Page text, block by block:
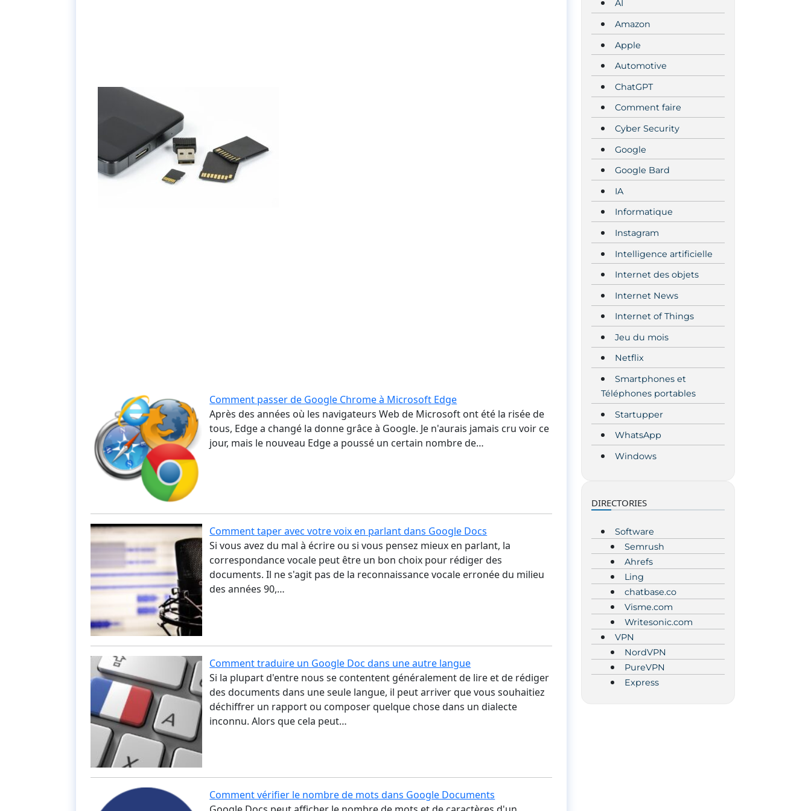
Comment passer de Google Chrome à Microsoft Edge
Après des années où les navigateurs Web de Microsoft ont été la risée de
tous, Edge a changé la donne grâce à Google. Je n'aurais jamais cru voir ce
jour, mais le nouveau Edge a poussé un certain nombre de…
Comment taper avec votre voix en parlant dans Google Docs
Si vous avez du mal à écrire ou si vous pensez mieux en parlant, la
correspondance vocale peut être un bon choix pour rédiger des
documents. Il ne s'agit pas de la reconnaissance vocale erronée du milieu
des années 90,…
Comment traduire un Google Doc dans une autre langue
Si la plupart d'entre nous se contentent généralement de lire et de rédiger
des documents dans une seule langue, il peut arriver que vous souhaitiez
déchiffrer un rapport ou composer quelque chose dans un dialecte
inconnu. Alors que cela peut…
Comment vérifier le nombre de mots dans Google Documents
AI
Amazon
Apple
Automotive
ChatGPT
Comment faire
Cyber Security
Google
Google Bard
IA
Informatique
Instagram
Intelligence artificielle
Internet des objets
Internet News
Internet of Things
Jeu du mois
Netflix
Smartphones et
Téléphones portables
Startupper
WhatsApp
Windows
DIRECTORIES
Software
Semrush
Ahrefs
Ling
chatbase.co
Visme.com
Writesonic.com
VPN
NordVPN
PureVPN
Express